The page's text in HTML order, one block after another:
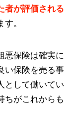
者が評価される
。
悪保険は確実に
い保険を売る事
として働いてい
ちがこれからも